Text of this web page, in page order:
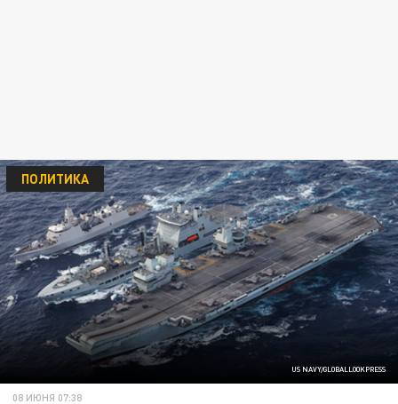
US NAVY/GLOBALLOOKPRESS
ПОЛИТИКА
08 ИЮНЯ 07:38